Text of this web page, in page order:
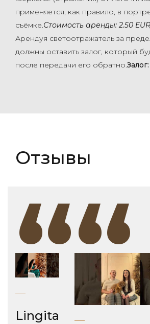
применяется, как правило, в
съёмке.Стоимость аренды: 2.50
Арендуя светоотражатель за
должны оставить залог, который
после передачи его обратно.
Отзывы
“
Lingita “